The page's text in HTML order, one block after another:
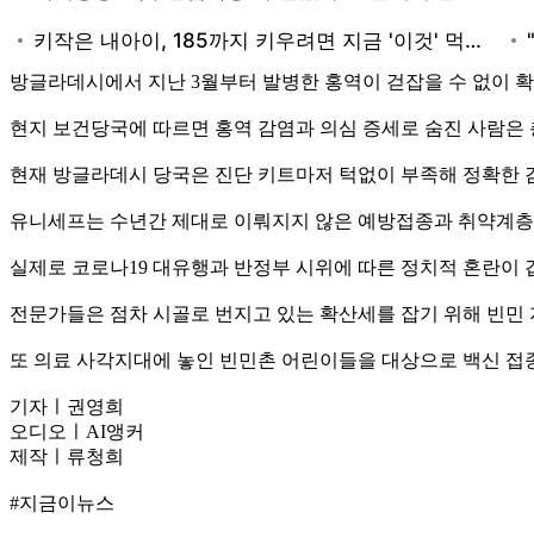
방글라데시에서 지난 3월부터 발병한 홍역이 걷잡을 수 없이
현지 보건당국에 따르면 홍역 감염과 의심 증세로 숨진 사람
현재 방글라데시 당국은 진단 키트마저 턱없이 부족해 정확
유니세프는 수년간 제대로 이뤄지지 않은 예방접종과 취약계
실제로 코로나19 대유행과 반정부 시위에 따른 정치적 혼란
전문가들은 점차 시골로 번지고 있는 확산세를 잡기 위해 빈
또 의료 사각지대에 놓인 빈민촌 어린이들을 대상으로 백신
기자ㅣ권영희
오디오ㅣAI앵커
제작ㅣ류청희
#지금이뉴스